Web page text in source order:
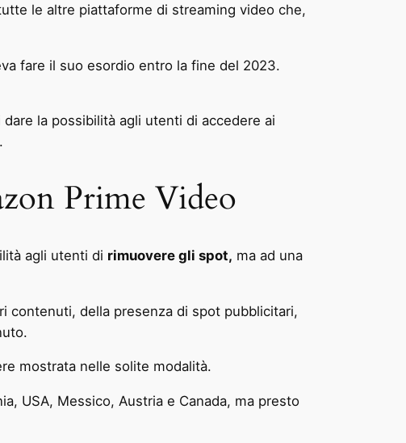
le altre piattaforme di streaming video che,
fare il suo esordio entro la fine del 2023.
la possibilità agli utenti di accedere ai
Prime Video
agli utenti di rimuovere gli spot, ma ad una
contenuti, della presenza di spot pubblicitari,
mostrata nelle solite modalità.
USA, Messico, Austria e Canada, ma presto